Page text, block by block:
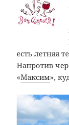
есть летняя
Напротив
«Максим»,